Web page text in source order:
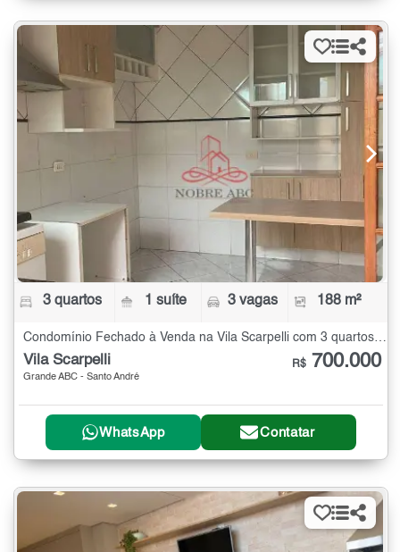
3 quartos 1 suíte 3 vagas 188 m²
Condomínio Fechado à Venda na Vila Scarpelli com 3 quartos - 188 m²
Vila Scarpelli
Grande ABC - Santo André
R$ 700.000
WhatsApp Contatar